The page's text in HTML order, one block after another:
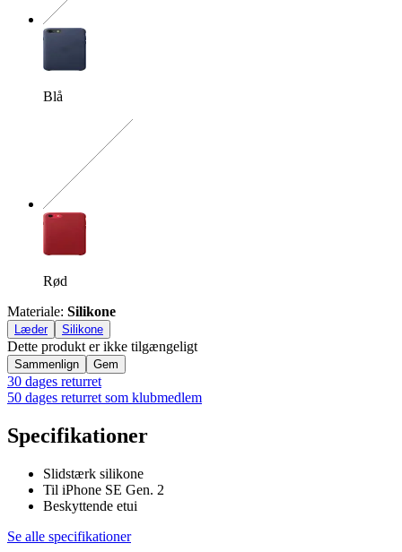
Blå
Rød
Materiale: Silikone
Læder Silikone
Dette produkt er ikke tilgængeligt
Sammenlign Gem
30 dages returret
50 dages returret som klubmedlem
Specifikationer
Slidstærk silikone
Til iPhone SE Gen. 2
Beskyttende etui
Se alle specifikationer